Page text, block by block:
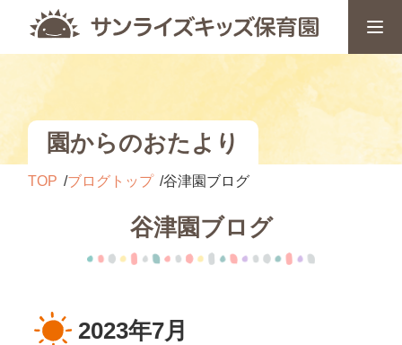
園からのおたより
TOP ブログトップ 谷津園ブログ
谷津園ブログ
2023年7月